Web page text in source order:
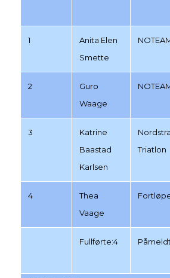
1
Anita Elen
Smette
2
Guro
Waage
3
Katrine
Baastad
Karlsen
Triatlon
4
Thea
Vaage
Fullførte:4